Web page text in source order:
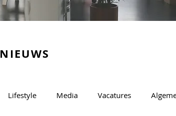
NIEUWS
Lifestyle Media Vacatures